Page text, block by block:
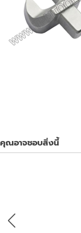
คุณอาจชอบสิ่งนี้